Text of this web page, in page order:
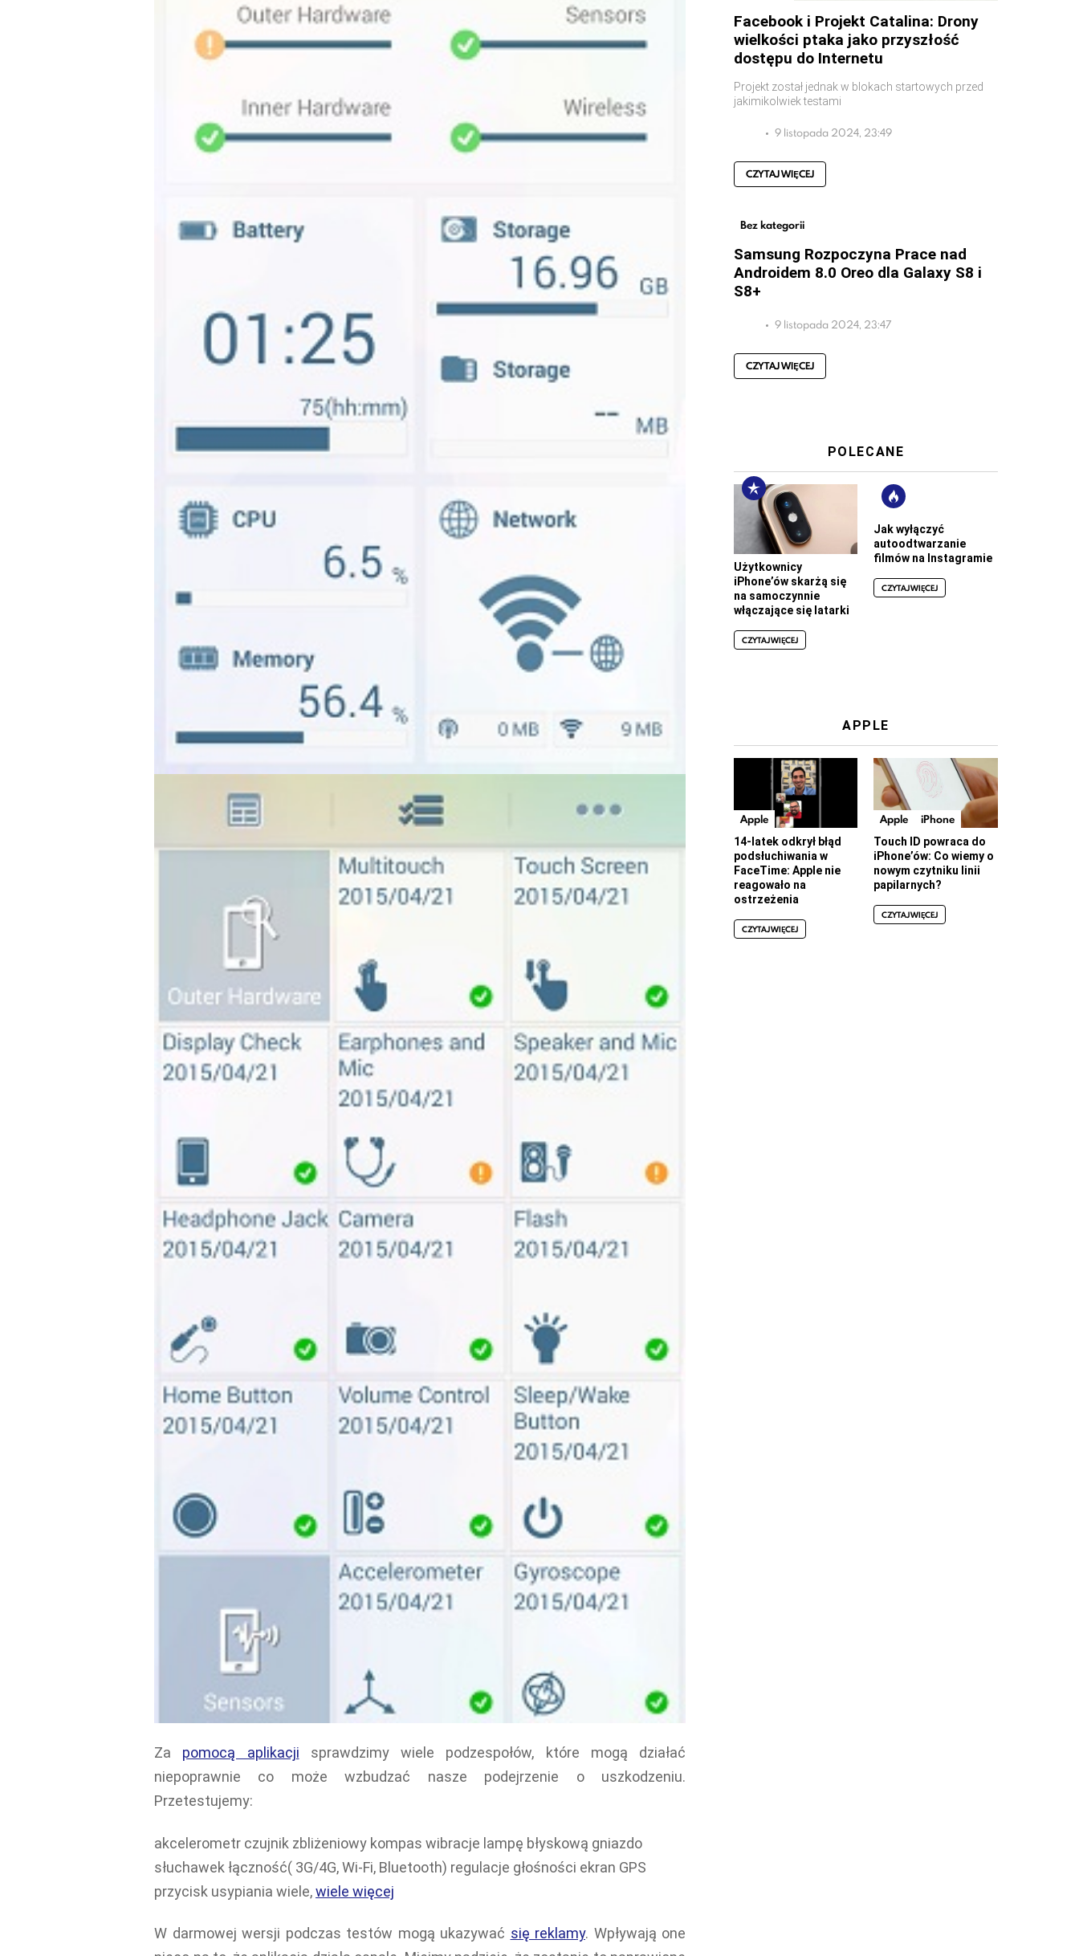
Za pomocą aplikacji sprawdzimy wiele podzespołów, które mogą działać
niepoprawnie co może wzbudzać nasze podejrzenie o uszkodzeniu.
Przetestujemy:
akcelerometr czujnik zbliżeniowy kompas wibracje lampę błyskową gniazdo
słuchawek łączność( 3G/4G, Wi-Fi, Bluetooth) regulacje głośności ekran GPS
przycisk usypiania wiele,wiele więcej
W darmowej wersji podczas testów mogą ukazywać się reklamy. Wpływają one
Facebook i Projekt Catalina: Drony
wielkości ptaka jako przyszłość
dostępu do Internetu
Projekt został jednak w blokach startowych przed
jakimikolwiek testami
9 listopada 2024, 23:49
CZYTAJ WIĘCEJ
Bez kategorii
Samsung Rozpoczyna Prace nad
Androidem 8.0 Oreo dla Galaxy S8 i
S8+
9 listopada 2024, 23:47
CZYTAJ WIĘCEJ
POLECANE
Użytkownicy
iPhone’ów skarżą się
na samoczynnie
włączające się latarki
CZYTAJ WIĘCEJ
Jak wyłączyć
autoodtwarzanie
filmów na Instagramie
CZYTAJ WIĘCEJ
APPLE
Apple
14-latek odkrył błąd
podsłuchiwania w
FaceTime: Apple nie
reagowało na
ostrzeżenia
CZYTAJ WIĘCEJ
Apple iPhone
Touch ID powraca do
iPhone’ów: Co wiemy o
nowym czytniku linii
papilarnych?
CZYTAJ WIĘCEJ